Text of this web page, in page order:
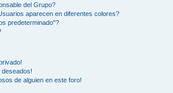
del Grupo?
aparecen en diferentes colores?
predeterminado"?
deseados!
de alguien en este foro!